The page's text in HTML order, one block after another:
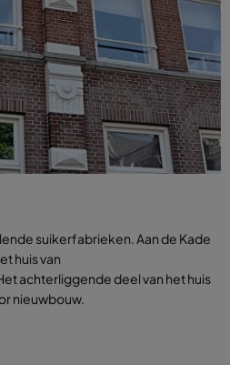
suikerfabrieken. Aan de Kade
huis van
achterliggende deel van het huis
nieuwbouw.